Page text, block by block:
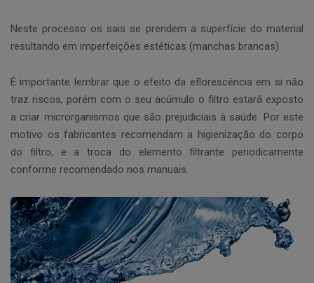
Neste processo os sais se prendem a superfície do material
resultando em imperfeições estéticas (manchas brancas).
É importante lembrar que o efeito da eflorescência em si não
traz riscos, porém com o seu acúmulo o filtro estará exposto
a criar microrganismos que são prejudiciais à saúde. Por este
motivo os fabricantes recomendam a higienização do corpo
do filtro, e a troca do elemento filtrante periodicamente
conforme recomendado nos manuais.